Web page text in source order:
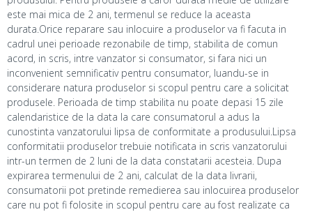
este mai mica de 2 ani, termenul se reduce la aceasta
durata.Orice reparare sau inlocuire a produselor va fi facuta in
cadrul unei perioade rezonabile de timp, stabilita de comun
acord, in scris, intre vanzator si consumator, si fara nici un
inconvenient semnificativ pentru consumator, luandu-se in
considerare natura produselor si scopul pentru care a solicitat
produsele. Perioada de timp stabilita nu poate depasi 15 zile
calendaristice de la data la care consumatorul a adus la
cunostinta vanzatorului lipsa de conformitate a produsului.Lipsa
conformitatii produselor trebuie notificata in scris vanzatorului
intr-un termen de 2 luni de la data constatarii acesteia. Dupa
expirarea termenului de 2 ani, calculat de la data livrarii,
consumatorii pot pretinde remedierea sau inlocuirea produselor
care nu pot fi folosite in scopul pentru care au fost realizate ca